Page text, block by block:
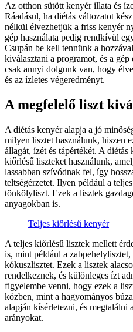
Az otthon sütött kenyér illata és
Ráadásul, ha diétás változatot
nélkül élvezhetjük a friss kenyér
gép használata pedig rendkívül
Csupán be kell tennünk a
kiválasztani a programot, és a
csak annyi dolgunk van, hogy
és az ízletes végeredményt.
A megfelelő liszt
A diétás kenyér alapja a jó
milyen lisztet használunk, hiszen
állagát, ízét és tápértékét. A
kiőrlésű liszteket használunk,
lassabban szívódnak fel, így
teltségérzetet. Ilyen például a
tönkölyliszt. Ezek a lisztek
anyagokban is.
Teljes kiőrlésű kenyér
A teljes kiőrlésű lisztek mellett
is, mint például a
kókuszlisztet. Ezek a lisztek
rendelkeznek, és különleges ízt
figyelembe venni, hogy ezek a
közben, mint a hagyományos
alapján kísérletezni, és megtalálni
arányokat.